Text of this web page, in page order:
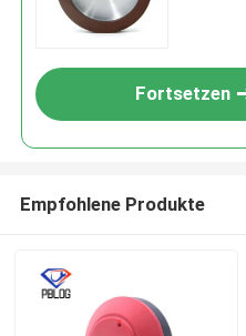
Fortsetzen
Empfohlene Produkte